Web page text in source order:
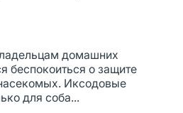
домашних
беспокоиться о защите
Иксодовые
для соба...